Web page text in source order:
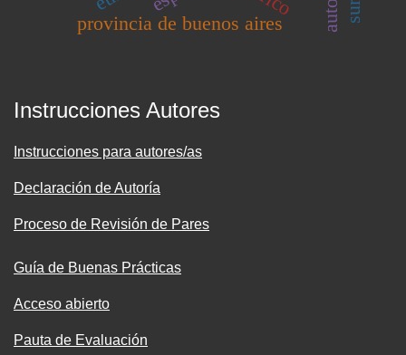
provincia de buenos aires
Instrucciones Autores
Instrucciones para autores/as
Declaración de Autoría
Proceso de Revisión de Pares
Guía de Buenas Prácticas
Acceso abierto
Pauta de Evaluación